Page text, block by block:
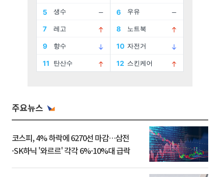
주요뉴스
코스피, 4% 하락에 6270선 마감…삼전
·SK하닉 '와르르' 각각 6%·10%대 급락